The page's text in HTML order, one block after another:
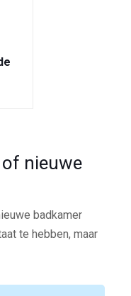
nieuwe
badkamer
te hebben, maar